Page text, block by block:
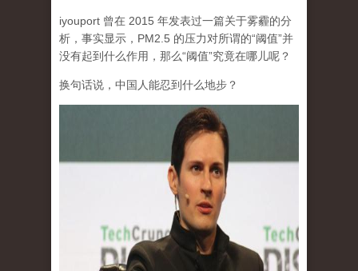
iyouport 曾在 2015 年发表过一篇关于雾霾的分
析，事实显示，PM2.5 的压力对所谓的“阈值”并
没有起到什么作用，那么“阈值”究竟在哪儿呢？
换句话说，中国人能忍到什么地步？